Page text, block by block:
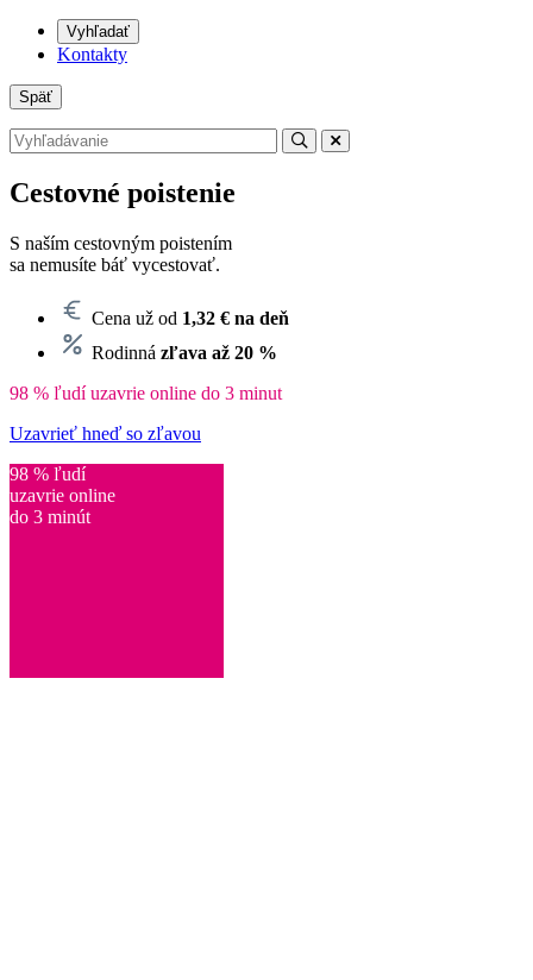
Vyhľadať
Kontakty
Späť
Cestovné poistenie
S naším cestovným poistením
sa nemusíte báť vycestovať.
Cena už od 1,32 € na deň
Rodinná zľava až 20 %
98 % ľudí uzavrie online do 3 minut
Uzavrieť hneď so zľavou
98 % ľudí
uzavrie online
do 3 minút